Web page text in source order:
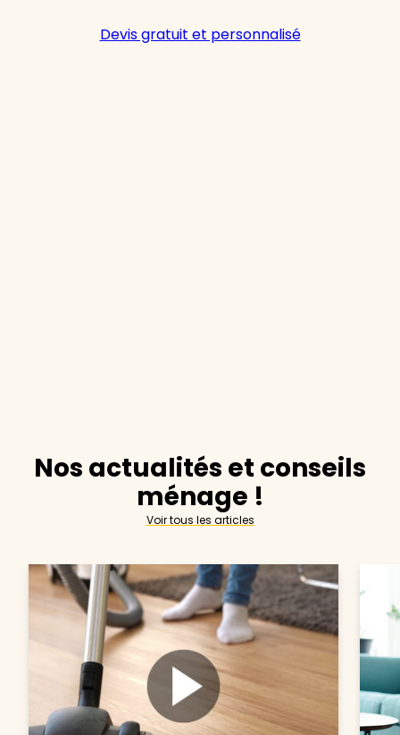
Devis gratuit et personnalisé
Nos actualités et conseils
ménage !
Voir tous les articles